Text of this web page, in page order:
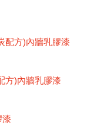
配方)內牆乳膠漆
方)內牆乳膠漆
漆